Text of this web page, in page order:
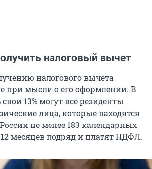
налоговый вычет
налогового вычета
при мысли о его оформлении. В
13% могут все резиденты
лица, которые находятся
не менее 183 календарных
месяцев подряд и платят НДФЛ.